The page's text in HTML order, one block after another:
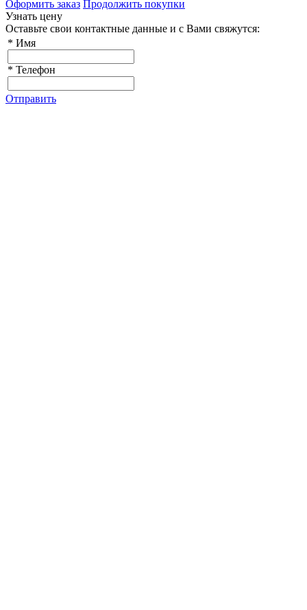
Оформить заказ Продолжить покупки
Узнать цену
Оставьте свои контактные данные и с Вами свяжутся:
* Имя
* Телефон
Отправить